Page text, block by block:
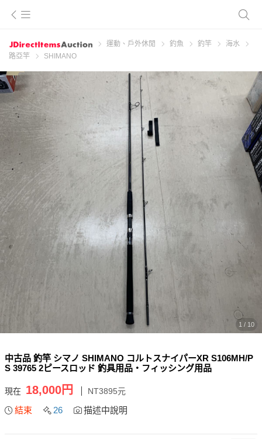
運動、戶外休閒 釣魚 釣竿
海水
路亞竿
SHIMANO
1 / 10
中古品 釣竿 シマノ SHIMANO コルトスナイパーXR S106MH/P
S 39765 2ピースロッド 釣具用品・フィッシング用品
現在 18,000円 NT3895元
結束 26 描述中說明